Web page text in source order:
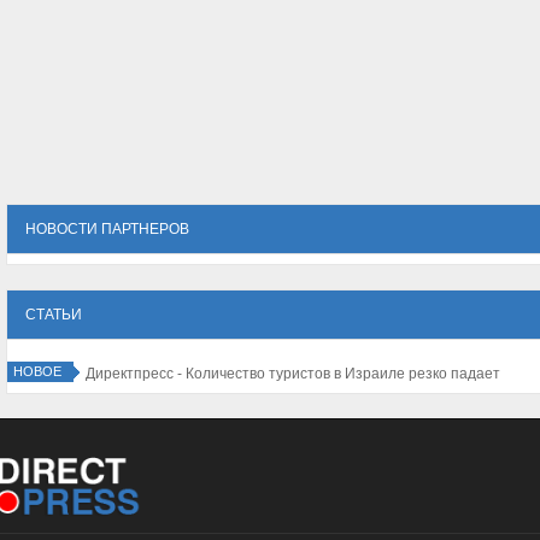
НОВОСТИ ПАРТНЕРОВ
СТАТЬИ
НОВОЕ Директпресс - Количество туристов в Израиле резко падает